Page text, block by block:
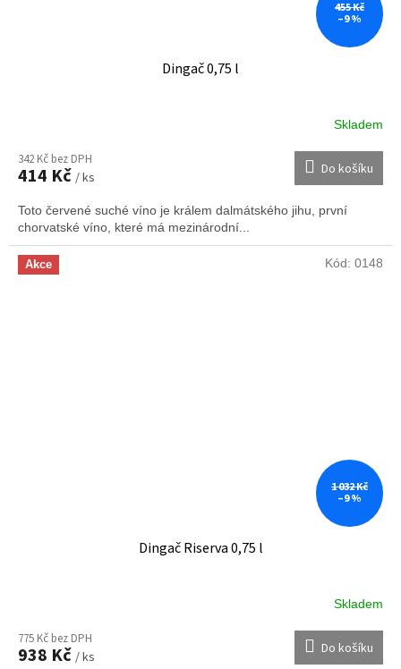
455 Kč
–9 %
Dingač 0,75 l
Skladem
342 Kč bez DPH
414 Kč / ks Do košíku
Toto červené suché víno je králem dalmátského jihu, první
chorvatské víno, které má mezinárodní...
Akce
1 032 Kč
–9 %
Dingač Riserva 0,75 l
Skladem
775 Kč bez DPH
938 Kč / ks Do košíku
Kód: 0148